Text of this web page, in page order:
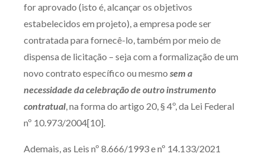
for aprovado (isto é, alcançar os objetivos
estabelecidos em projeto), a empresa pode ser
contratada para fornecê-lo, também por meio de
dispensa de licitação – seja com a formalização de um
novo contrato específico ou mesmo sem a
necessidade da celebração de outro instrumento
contratual, na forma do artigo 20, § 4º, da Lei Federal
nº 10.973/2004[10].
Ademais, as Leis nº 8.666/1993 e nº 14.133/2021